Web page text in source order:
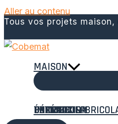
Aller au contenu
Tous vos projets
MAISON
TRAVAUX &
EXTÉRIEUR
ÉNERGIE
IMMOBILIER
DÉCORATION